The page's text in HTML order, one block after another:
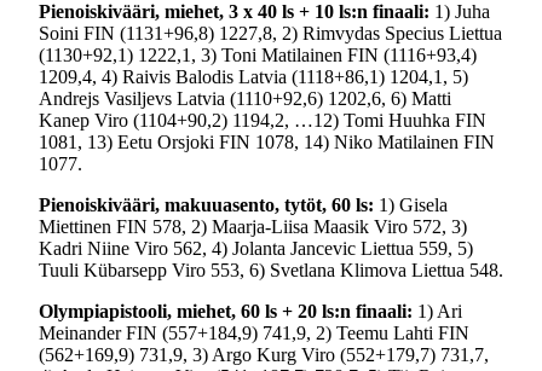
Pienoiskivääri, miehet, 3 x 40 ls + 10 ls:n finaali: 1) Juha
Soini FIN (1131+96,8) 1227,8, 2) Rimvydas Specius Liettua
(1130+92,1) 1222,1, 3) Toni Matilainen FIN (1116+93,4)
1209,4, 4) Raivis Balodis Latvia (1118+86,1) 1204,1, 5)
Andrejs Vasiljevs Latvia (1110+92,6) 1202,6, 6) Matti
Kanep Viro (1104+90,2) 1194,2, …12) Tomi Huuhka FIN
1081, 13) Eetu Orsjoki FIN 1078, 14) Niko Matilainen FIN
1077.
Pienoiskivääri, makuuasento, tytöt, 60 ls: 1) Gisela
Miettinen FIN 578, 2) Maarja-Liisa Maasik Viro 572, 3)
Kadri Niine Viro 562, 4) Jolanta Jancevic Liettua 559, 5)
Tuuli Kübarsepp Viro 553, 6) Svetlana Klimova Liettua 548.
Olympiapistooli, miehet, 60 ls + 20 ls:n finaali: 1) Ari
Meinander FIN (557+184,9) 741,9, 2) Teemu Lahti FIN
(562+169,9) 731,9, 3) Argo Kurg Viro (552+179,7) 731,7,